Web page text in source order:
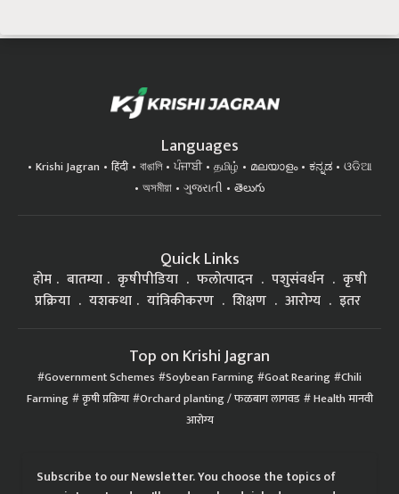
Languages
Krishi Jagran हिंदी বাঙালি ਪੰਜਾਬੀ தமிழ் മലയാളം ಕನ್ನಡ
ଓଡିଆ
অসমীয়া
ગુજરાતી తెలుగు
Quick Links
होम बातम्या कृषीपीडिया फलोत्पादन पशुसंवर्धन
कृषी
प्रक्रिया
यशकथा यांत्रिकीकरण शिक्षण आरोग्य इतर
Top on Krishi Jagran
Government Schemes Soybean Farming Goat Rearing Chili
Farming कृषी प्रक्रिया Orchard planting / फळबाग लागवड Health मानवी
आरोग्य
Subscribe to our Newsletter. You choose the topics of